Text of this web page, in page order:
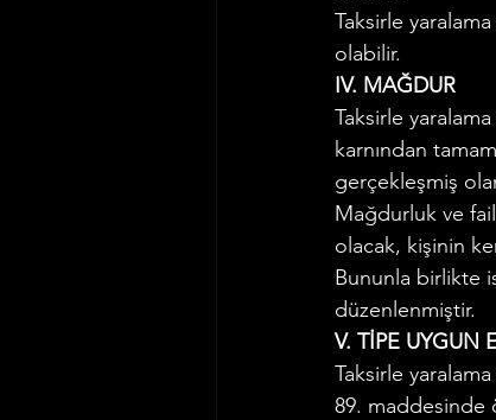
Taksirle
olabilir.
IV. MAĞDUR
Taksirle
karnından
gerçekleşmiş
Mağdurluk ve
olacak, kişinin
Bununla birlikte
düzenlenmiştir.
V. TİPE UYGUN
Taksirle
89. maddesinde